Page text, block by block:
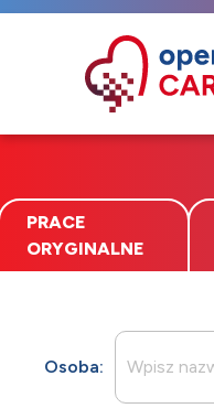
PRACE
ORYGINALNE
Publikacje
Osoba: